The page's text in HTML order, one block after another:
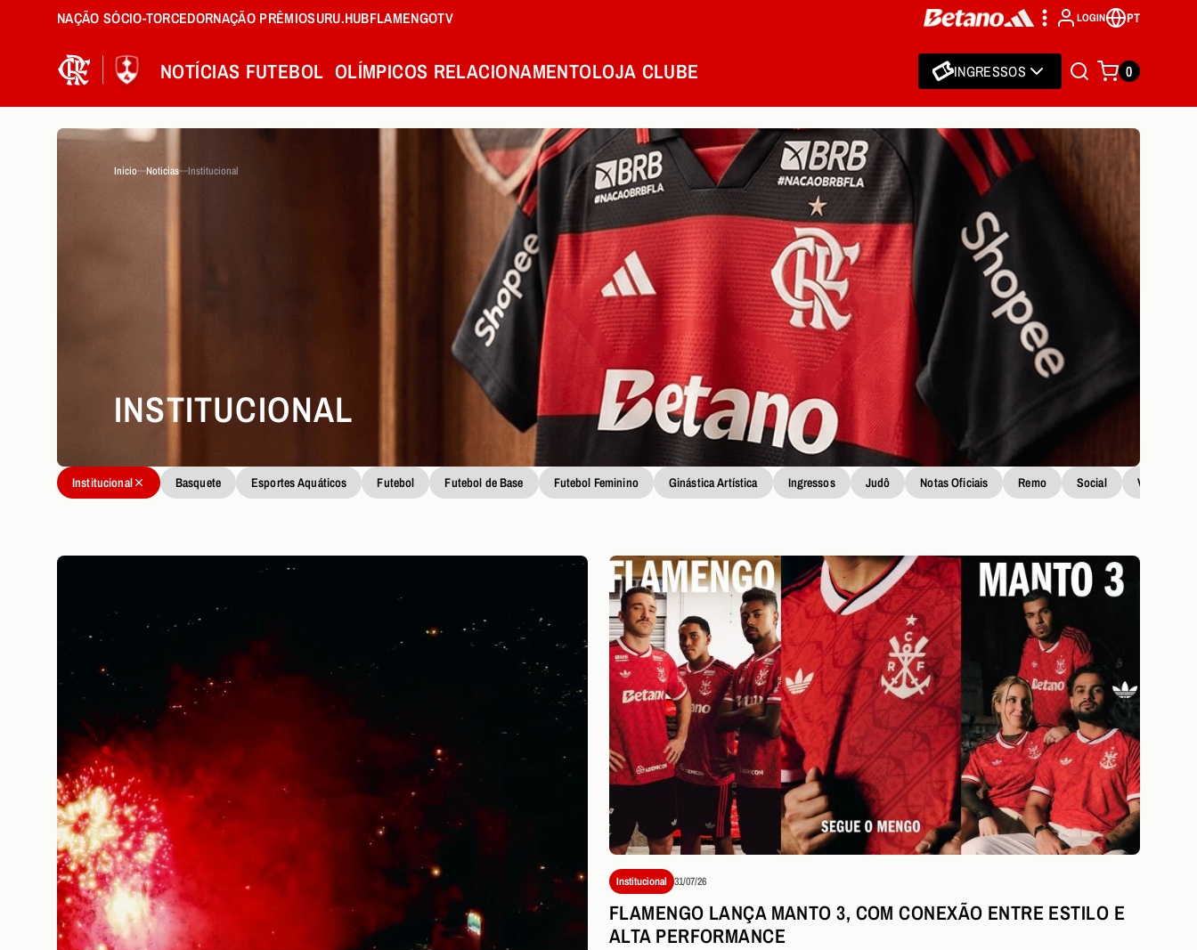
NAÇÃO SÓCIO-TORCEDORNAÇÃO PRÊMIOSURU.HUBFLAMENGOTV LOGIN PT
NOTÍCIAS FUTEBOL OLÍMPICOS RELACIONAMENTOLOJA CLUBE INGRESSOS 0
Inicio Noticias Institucional
INSTITUCIONAL
Institucional Basquete Esportes Aquáticos Futebol Futebol de Base Futebol Feminino Ginástica Artística Ingressos Judô Notas Oficiais Remo Social Vôlei
Institucional 31/07/26
FLAMENGO LANÇA MANTO 3, COM CONEXÃO ENTRE ESTILO E
ALTA PERFORMANCE